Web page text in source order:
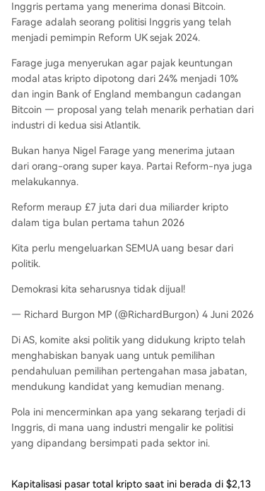
Inggris pertama yang menerima donasi Bitcoin.
Farage adalah seorang politisi Inggris yang telah
menjadi pemimpin Reform UK sejak 2024.
Farage juga menyerukan agar pajak keuntungan
modal atas kripto dipotong dari 24% menjadi 10%
dan ingin Bank of England membangun cadangan
Bitcoin — proposal yang telah menarik perhatian dari
industri di kedua sisi Atlantik.
Bukan hanya Nigel Farage yang menerima jutaan
dari orang-orang super kaya. Partai Reform-nya juga
melakukannya.
Reform meraup £7 juta dari dua miliarder kripto
dalam tiga bulan pertama tahun 2026
Kita perlu mengeluarkan SEMUA uang besar dari
politik.
Demokrasi kita seharusnya tidak dijual!
— Richard Burgon MP (@RichardBurgon) 4 Juni 2026
Di AS, komite aksi politik yang didukung kripto telah
menghabiskan banyak uang untuk pemilihan
pendahuluan pemilihan pertengahan masa jabatan,
mendukung kandidat yang kemudian menang.
Pola ini mencerminkan apa yang sekarang terjadi di
Inggris, di mana uang industri mengalir ke politisi
yang dipandang bersimpati pada sektor ini.
Kapitalisasi pasar total kripto saat ini berada di $2,13